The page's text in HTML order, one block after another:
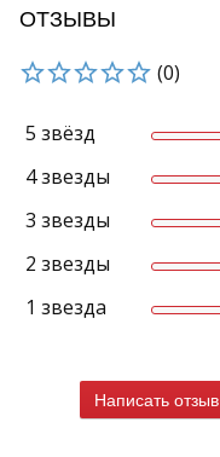
ОТЗЫВЫ
(0)
5 звёзд
4 звезды
3 звезды
2 звезды
1 звезда
Написать отзыв